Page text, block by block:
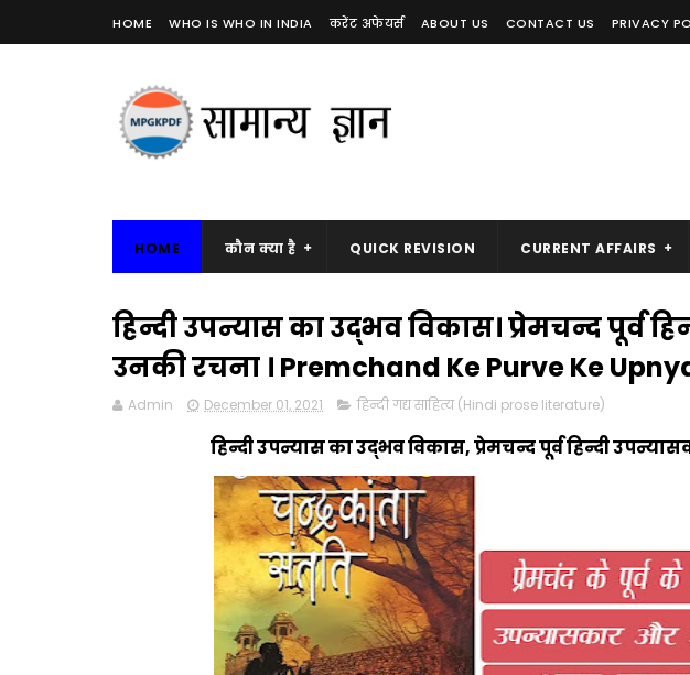
HOME WHO IS WHO IN INDIA करेंट अफेयर्स ABOUT US CONTACT US PRIVACY
HOME कौन क्या है QUICK REVISION CURRENT AFFAIRS
हिन्दी उपन्यास का उद्भव विकास। प्रेमचन्द पूर्व
उनकी रचना । Premchand Ke Purve Ke
Admin December 01, 2021 हिन्दी गद्य साहित्य (Hindi prose literature)
हिन्दी उपन्यास का उद्भव विकास, प्रेमचन्द पूर्व हिन्दी